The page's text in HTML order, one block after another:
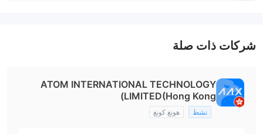
شركات ذات صلة
ATOM INTERNATIONAL TECHNOLOGY
LIMITED(Hong Kong)
نشط هونغ كونغ